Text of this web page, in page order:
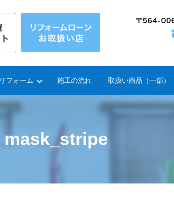
リフォーム 施工の流れ 取扱い商品（一部）
mask_stripe